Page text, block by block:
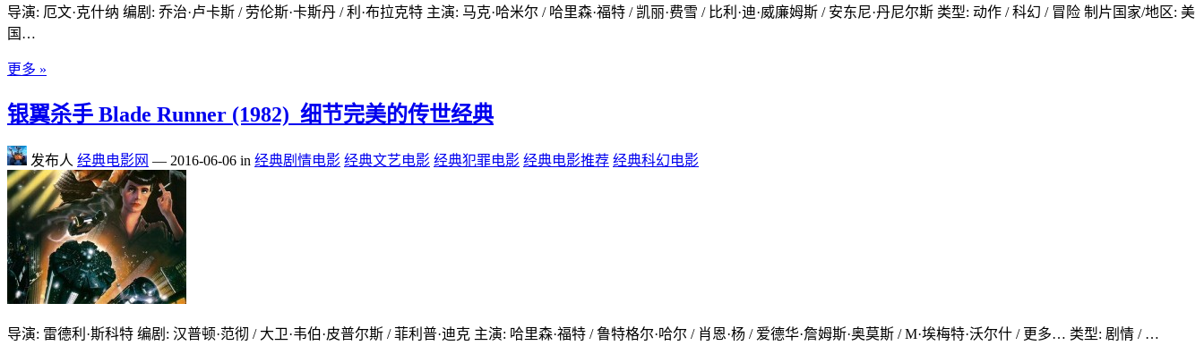
导演: 厄文·克什纳 编剧: 乔治·卢卡斯 / 劳伦斯·卡斯丹 / 利·布拉克特 主演: 马克·哈米尔 / 哈里森·福特 / 凯丽·费雪 / 比利·迪·威廉姆斯 / 安东尼·丹尼尔斯 类型: 动作 / 科幻 / 冒险 制片国家/地区: 美
国…
更多 »
银翼杀手 Blade Runner (1982)_细节完美的传世经典
发布人 经典电影网 — 2016-06-06 in 经典剧情电影 经典文艺电影 经典犯罪电影 经典电影推荐 经典科幻电影
导演: 雷德利·斯科特 编剧: 汉普顿·范彻 / 大卫·韦伯·皮普尔斯 / 菲利普·迪克 主演: 哈里森·福特 / 鲁特格尔·哈尔 / 肖恩·杨 / 爱德华·詹姆斯·奥莫斯 / M·埃梅特·沃尔什 / 更多… 类型: 剧情 / …